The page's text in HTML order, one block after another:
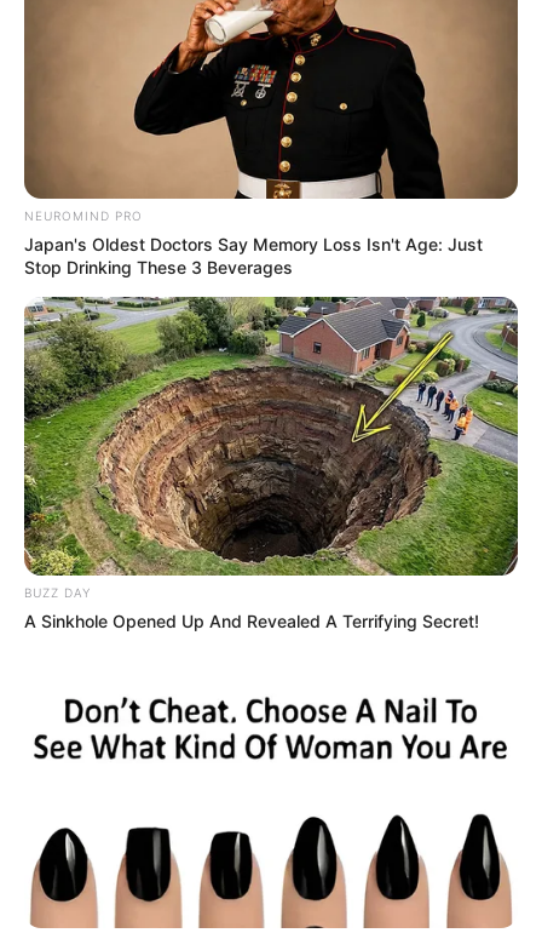
Laras Kinanda Nyimas Ratu Rafa
Shenina Cinnamon Megan Domani
Beby Tsabina Salshabilla Adriani
NEUROMIND PRO
Japan's Oldest Doctors Say Memory Loss Isn't Age: Just
Stop Drinking These 3 Beverages
BUZZ DAY
A Sinkhole Opened Up And Revealed A Terrifying Secret!